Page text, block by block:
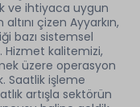
ve ihtiyaca uygun
çizen Ayyarkın,
bazı sistemsel
Hizmet kalitemizi,
üzere operasyon
Saatlik işleme
artışla sektörün